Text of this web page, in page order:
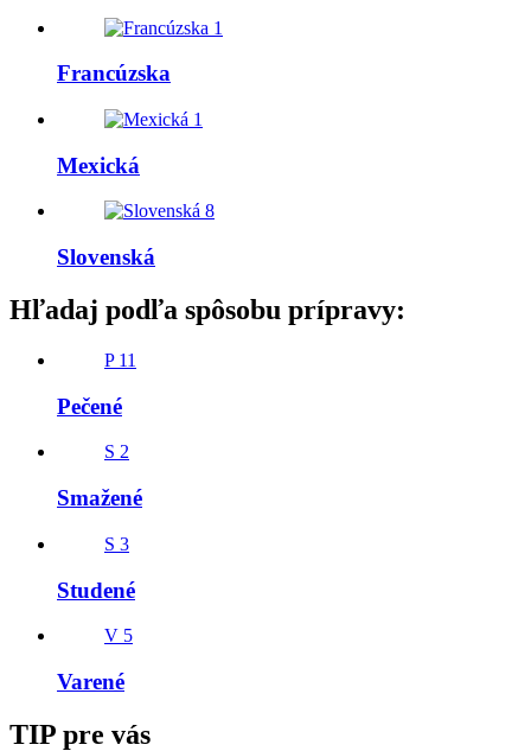
1
Francúzska
1
Mexická
8
Slovenská
Hľadaj podľa spôsobu prípravy:
P 11
Pečené
S 2
Smažené
S 3
Studené
V 5
Varené
TIP pre vás